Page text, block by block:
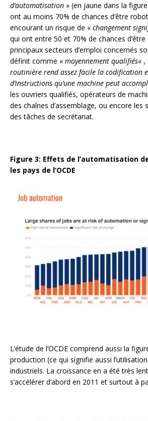
d’automatisation » (en jaune dans la
ont au moins 70% de chances d’être
encourant un risque de « changement
qui ont entre 50 et 70% de chances
principaux secteurs d’emploi concernés
définit comme « moyennement qualifiés« ,
routinière rend assez facile la codification
d’instructions qu’une machine peut
les ouvriers qualifiés, opérateurs de
des chaînes d’assemblage, ou encore les
des tâches de secrétariat.
Figure 3: Effets de l’automatisation
les pays de l’OCDE
L’étude de l’OCDE comprend aussi la
production (ce qui signifie aussi
industriels. La croissance en a été très
s’accélérer d’abord en 2011 et surtout à